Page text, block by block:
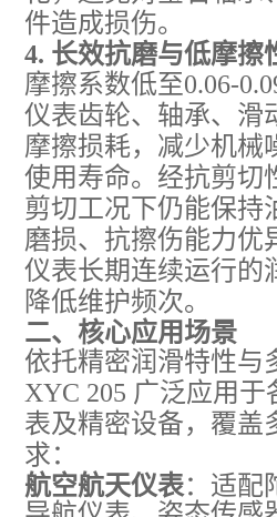
件造成损伤。
4. 长效抗磨与低摩擦
摩擦系数低至0.06-
仪表齿轮、轴承、滑
摩擦损耗，减少机械
使用寿命。经抗剪切
剪切工况下仍能保持
磨损、抗擦伤能力优
仪表长期连续运行的
降低维护频次。
二、核心应用场景
依托精密润滑特性与
XYC 205 广泛应用于
表及精密设备，覆盖
求：
航空航天仪表：适配